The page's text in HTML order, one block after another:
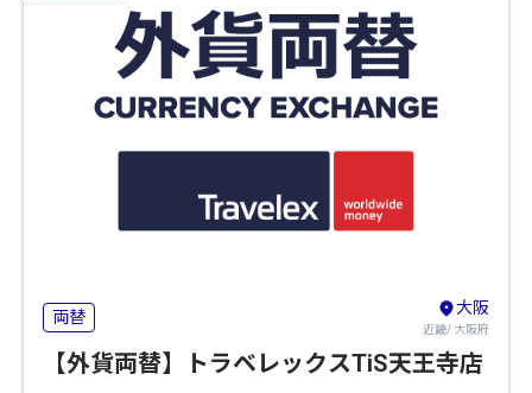
両替 大阪
近畿/ 大阪府
【外貨両替】トラベレックスTiS天王寺店